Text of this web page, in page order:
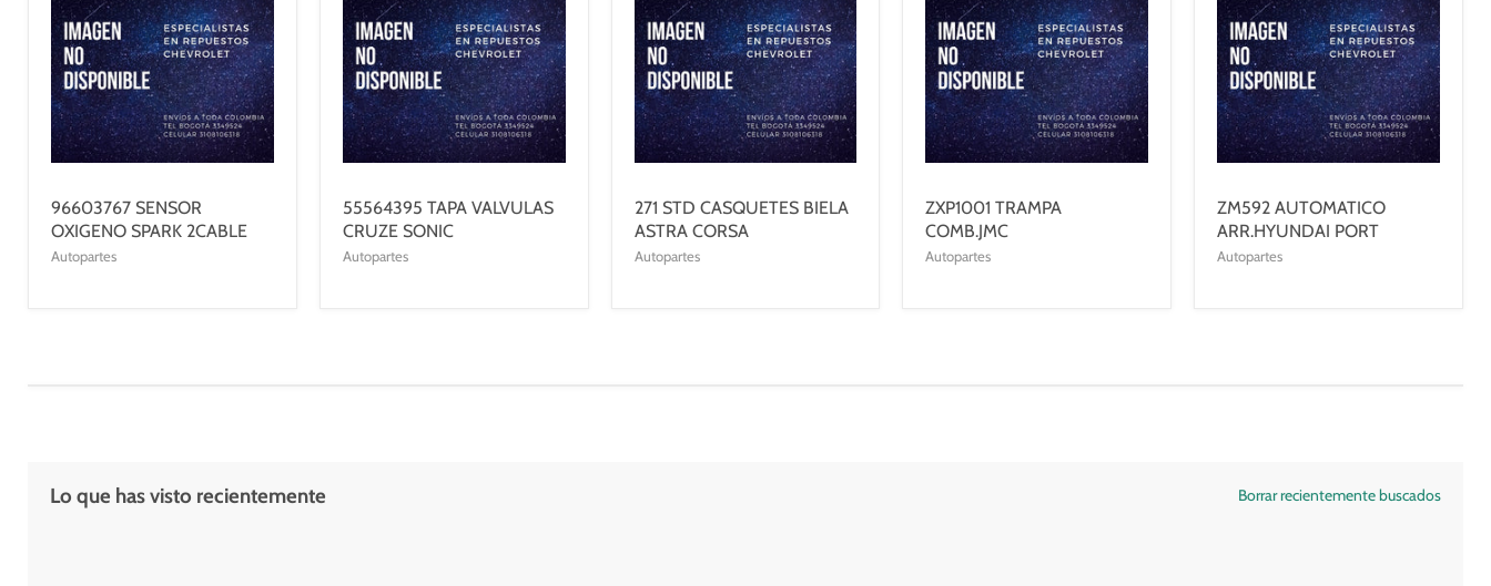
96603767 SENSOR
OXIGENO SPARK 2CABLE
Autopartes
55564395 TAPA VALVULAS
CRUZE SONIC
Autopartes
271 STD CASQUETES BIELA
ASTRA CORSA
Autopartes
ZXP1001 TRAMPA
COMB.JMC
Autopartes
ZM592 AUTOMATICO
ARR.HYUNDAI PORT
Autopartes
Lo que has visto recientemente Borrar recientemente buscados